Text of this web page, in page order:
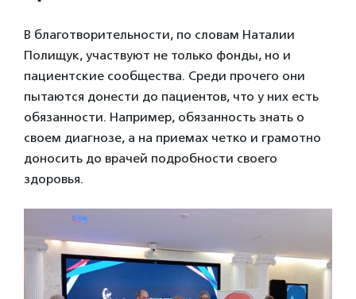
В благотворительности, по словам Наталии
Полищук, участвуют не только фонды, но и
пациентские сообщества. Среди прочего они
пытаются донести до пациентов, что у них есть
обязанности. Например, обязанность знать о
своем диагнозе, а на приемах четко и грамотно
доносить до врачей подробности своего
здоровья.